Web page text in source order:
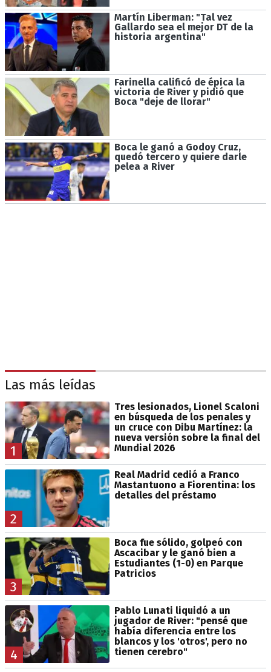
Martín Liberman: "Tal vez
Gallardo sea el mejor DT de la
historia argentina"
Farinella calificó de épica la
victoria de River y pidió que
Boca "deje de llorar"
Boca le ganó a Godoy Cruz,
quedó tercero y quiere darle
pelea a River
Las más leídas
1
Tres lesionados, Lionel Scaloni
en búsqueda de los penales y
un cruce con Dibu Martínez: la
nueva versión sobre la final del
Mundial 2026
2
Real Madrid cedió a Franco
Mastantuono a Fiorentina: los
detalles del préstamo
3
Boca fue sólido, golpeó con
Ascacibar y le ganó bien a
Estudiantes (1-0) en Parque
Patricios
4
Pablo Lunati liquidó a un
jugador de River: "pensé que
había diferencia entre los
blancos y los 'otros', pero no
tienen cerebro"